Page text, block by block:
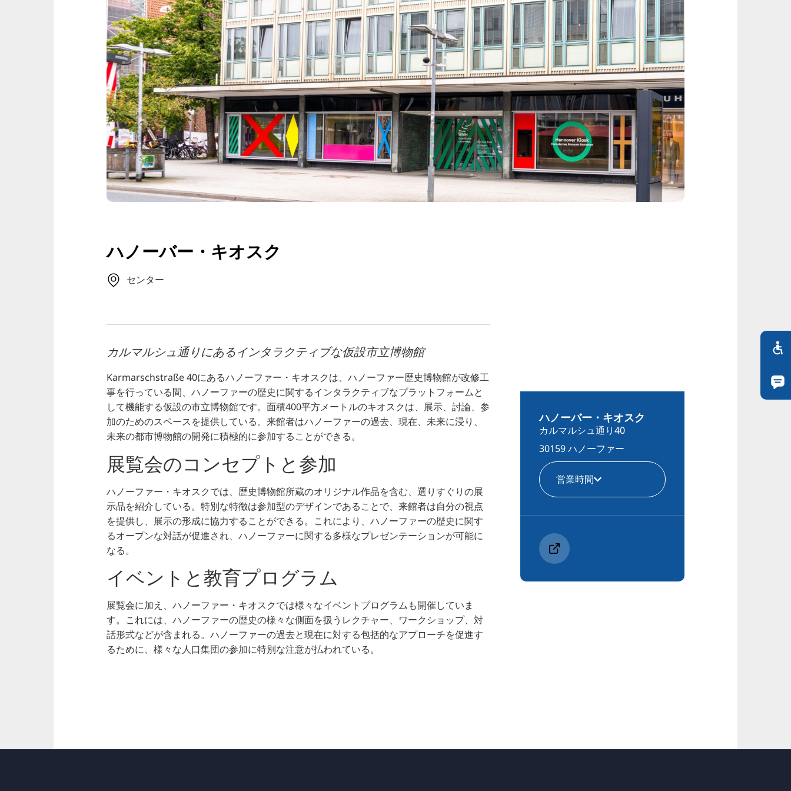
TR
RU
FI
ZH
KO
UK
BG
ハノーバー・キオスク
センター
カルマルシュ通りにあるインタラクティブな仮設市立博物館
Karmarschstraße 40にあるハノーファー・キオスクは、ハノーファー歴史博物館が改修工
事を行っている間、ハノーファーの歴史に関するインタラクティブなプラットフォームと
して機能する仮設の市立博物館です。面積400平方メートルのキオスクは、展示、討論、参
加のためのスペースを提供している。来館者はハノーファーの過去、現在、未来に浸り、
未来の都市博物館の開発に積極的に参加することができる。
展覧会のコンセプトと参加
ハノーファー・キオスクでは、歴史博物館所蔵のオリジナル作品を含む、選りすぐりの展
示品を紹介している。特別な特徴は参加型のデザインであることで、来館者は自分の視点
を提供し、展示の形成に協力することができる。これにより、ハノーファーの歴史に関す
るオープンな対話が促進され、ハノーファーに関する多様なプレゼンテーションが可能に
なる。
イベントと教育プログラム
展覧会に加え、ハノーファー・キオスクでは様々なイベントプログラムも開催していま
す。これには、ハノーファーの歴史の様々な側面を扱うレクチャー、ワークショップ、対
話形式などが含まれる。ハノーファーの過去と現在に対する包括的なアプローチを促進す
るために、様々な人口集団の参加に特別な注意が払われている。
ハノーバー・キオスク
カルマルシュ通り40
30159 ハノーファー
営業時間